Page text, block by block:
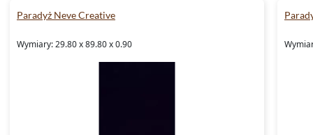
Paradyż Neve Creative
Wymiary: 29.80 x 89.80 x 0.90